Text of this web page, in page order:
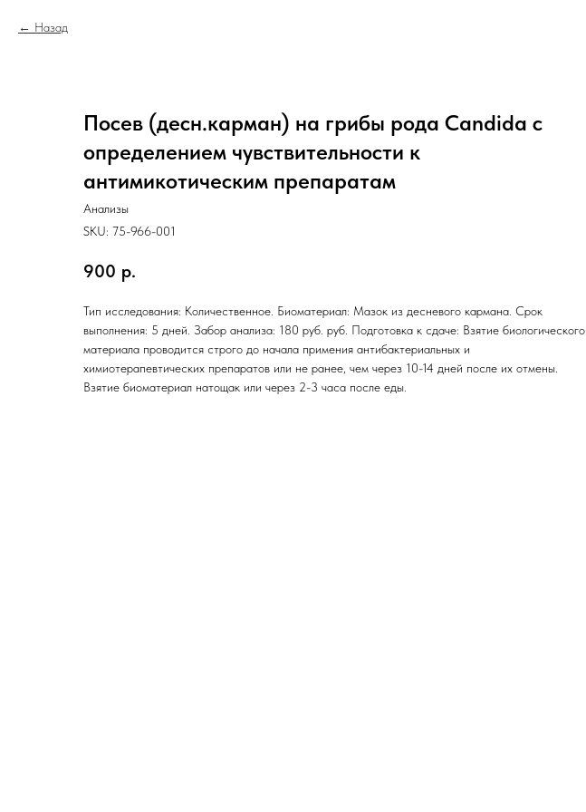
Назад
Посев (десн.карман) на грибы рода Candida с
определением чувствительности к
антимикотическим препаратам
Анализы
SKU: 75-966-001
900 р.
Тип исследования: Количественное. Биоматериал: Мазок из десневого кармана. Срок
выполнения: 5 дней. Забор анализа: 180 руб. руб. Подготовка к сдаче: Взятие биологического
материала проводится строго до начала примения антибактериальных и
химиотерапевтических препаратов или не ранее, чем через 10-14 дней после их отмены.
Взятие биоматериал натощак или через 2-3 часа после еды.